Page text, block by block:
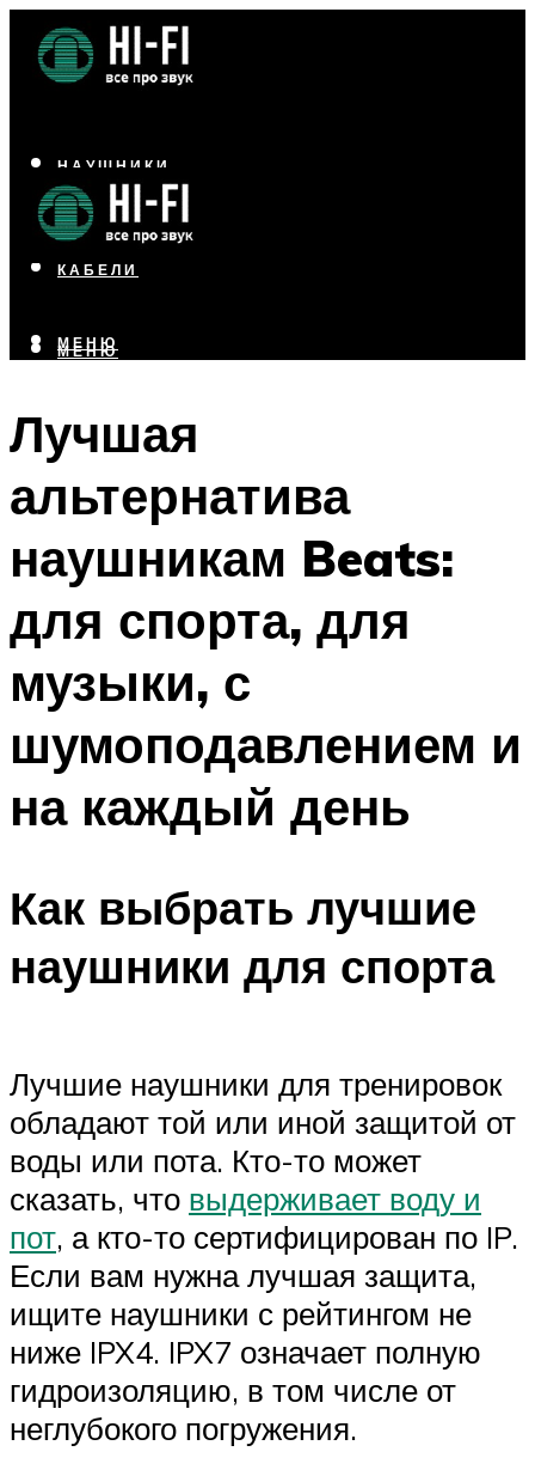
НАУШНИКИ
АКУСТИКА
УСИЛИТЕЛИ
КАБЕЛИ
МЕНЮ
МЕНЮ
Лучшая
альтернатива
наушникам Beats:
для спорта, для
музыки, с
шумоподавлением и
на каждый день
Как выбрать лучшие
наушники для спорта
Лучшие наушники для тренировок
обладают той или иной защитой от
воды или пота. Кто-то может
сказать, что выдерживает воду и
пот, а кто-то сертифицирован по IP.
Если вам нужна лучшая защита,
ищите наушники с рейтингом не
ниже IPX4. IPX7 означает полную
гидроизоляцию, в том числе от
неглубокого погружения.